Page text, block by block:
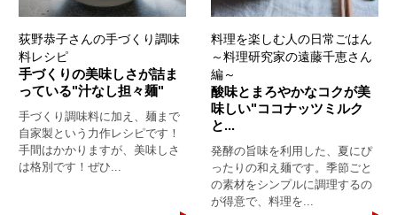
荻野恭子さんの手づくり調味
料レシピ
手づくりの美味しさが詰ま
っている"汁なし担々麺"
手づくり調味料に加え、麺まで
自家製という力作レシピです！
手間はかかりますが、美味しさ
は格別です！ぜひ...
料理を楽しむ人の日常ごはん
～料理研究家の遠藤千恵さん
編～
酸味とまろやかなコクが美
味しい"ココナッツミルク
と...
発酵の旨味を利用した、夏にぴ
ったりの和え麺です。季節ごと
の素材をシンプルに調理するの
が得意で、料理を...